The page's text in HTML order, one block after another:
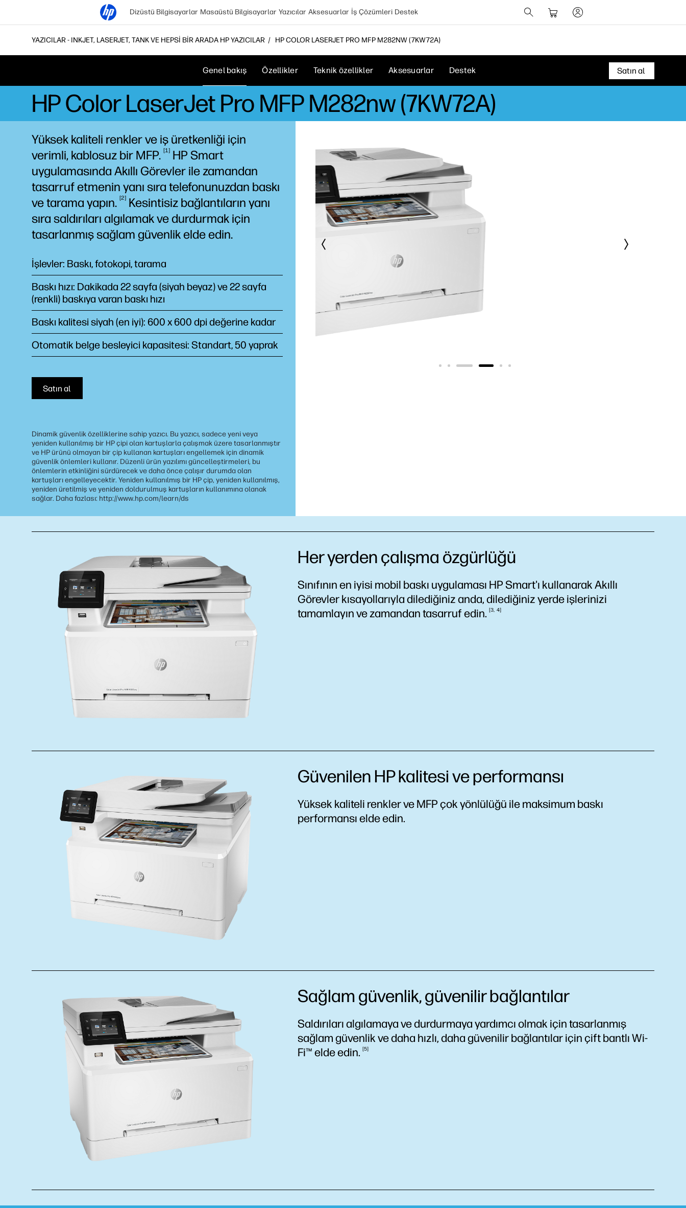
Dizüstü Bilgisayarlar Masaüstü Bilgisayarlar Yazıcılar Aksesuarlar İş Çözümleri Destek
YAZICILAR - INKJET, LASERJET, TANK VE HEPSI BIR ARADA HP YAZICILAR HP COLOR LASERJET PRO MFP M282NW (7KW72A)
Genel bakış Özellikler Teknik özellikler Aksesuarlar Destek Satın al
HP Color LaserJet Pro MFP M282nw (7KW72A)
Yüksek kaliteli renkler ve iş üretkenliği için
verimli, kablosuz bir MFP. 1
HP Smart
uygulamasında Akıllı Görevler ile zamandan
tasarruf etmenin yanı sıra telefonunuzdan baskı
ve tarama yapın. 2
Kesintisiz bağlantıların yanı
sıra saldırıları algılamak ve durdurmak için
tasarlanmış sağlam güvenlik elde edin.
İşlevler: Baskı, fotokopi, tarama
Baskı hızı: Dakikada 22 sayfa (siyah beyaz) ve 22 sayfa
(renkli) baskıya varan baskı hızı
Baskı kalitesi siyah (en iyi): 600 x 600 dpi değerine kadar
Otomatik belge besleyici kapasitesi: Standart, 50 yaprak
Satın al
Dinamik güvenlik özelliklerine sahip yazıcı. Bu yazıcı, sadece yeni veya
yeniden kullanılmış bir HP çipi olan kartuşlarla çalışmak üzere tasarlanmıştır
ve HP ürünü olmayan bir çip kullanan kartuşları engellemek için dinamik
güvenlik önlemleri kullanır. Düzenli ürün yazılımı güncelleştirmeleri, bu
önlemlerin etkinliğini sürdürecek ve daha önce çalışır durumda olan
kartuşları engelleyecektir. Yeniden kullanılmış bir HP çip, yeniden kullanılmış,
yeniden üretilmiş ve yeniden doldurulmuş kartuşların kullanımına olanak
sağlar. Daha fazlası: http://www.hp.com/learn/ds
Her yerden çalışma özgürlüğü
Sınıfının en iyisi mobil baskı uygulaması HP Smart'ı kullanarak Akıllı
Görevler kısayollarıyla dilediğiniz anda, dilediğiniz yerde işlerinizi
tamamlayın ve zamandan tasarrufedin. 3 4
Güvenilen HP kalitesi ve performansı
Yüksek kaliteli renkler ve MFP çok yönlülüğü ile maksimum baskı
performansı elde edin.
Sağlam güvenlik, güvenilir bağlantılar
Saldırıları algılamaya ve durdurmaya yardımcı olmak için tasarlanmış
sağlam güvenlik ve daha hızlı, daha güvenilir bağlantılar için çift bantlı Wi-
Fi™ eldeedin. 5